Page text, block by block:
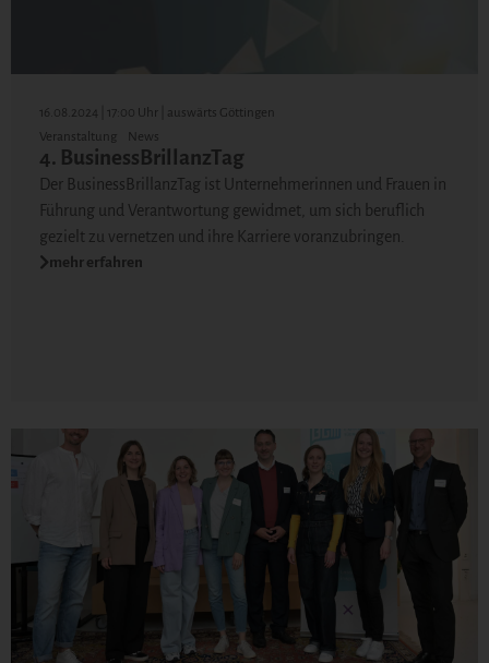
16.08.2024 | 17:00 Uhr | auswärts Göttingen
Veranstaltung
News
4. BusinessBrillanzTag
Der BusinessBrillanzTag ist Unternehmerinnen und Frauen in
Führung und Verantwortung gewidmet, um sich beruflich
gezielt zu vernetzen und ihre Karriere voranzubringen.
mehr erfahren